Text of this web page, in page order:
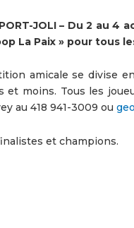
PORT-JOLI – Du 2 au
La Paix » pour tous
amicale se divise
et moins. Tous les
au 418 941-3009 ou
et champions.